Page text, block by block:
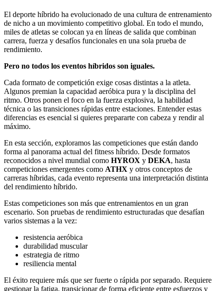
El deporte híbrido ha evolucionado de una cultura de entrenamiento
de nicho a un movimiento competitivo global. En todo el mundo,
miles de atletas se colocan ya en líneas de salida que combinan
carrera, fuerza y desafíos funcionales en una sola prueba de
rendimiento.
Pero no todos los eventos híbridos son iguales.
Cada formato de competición exige cosas distintas a la atleta.
Algunos premian la capacidad aeróbica pura y la disciplina del
ritmo. Otros ponen el foco en la fuerza explosiva, la habilidad
técnica o las transiciones rápidas entre estaciones. Entender estas
diferencias es esencial si quieres prepararte con cabeza y rendir al
máximo.
En esta sección, exploramos las competiciones que están dando
forma al panorama actual del fitness híbrido. Desde formatos
reconocidos a nivel mundial como HYROX y DEKA, hasta
competiciones emergentes como ATHX y otros conceptos de
carreras híbridas, cada evento representa una interpretación distinta
del rendimiento híbrido.
Estas competiciones son más que entrenamientos en un gran
escenario. Son pruebas de rendimiento estructuradas que desafían
varios sistemas a la vez:
resistencia aeróbica
durabilidad muscular
estrategia de ritmo
resiliencia mental
El éxito requiere más que ser fuerte o rápida por separado. Requiere
gestionar la fatiga, transicionar de forma eficiente entre esfuerzos y